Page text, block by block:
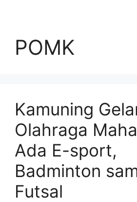
POMK
Kamuning
Olahraga
Ada E-sport,
Badminton
Futsal